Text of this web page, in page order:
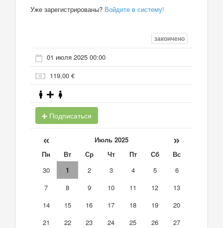
Уже зарегистрированы? Войдите в систему!
закончено
01 июля 2025 00:00
119,00 €
Подписаться
« Июль 2025 »
Пн Вт Ср Чт Пт Сб
Вс
30
1 2 3 4 5
6
7
8 9 10 11 12
13
14
15 16 17 18 19
20
21
22 23 24 25 26
27